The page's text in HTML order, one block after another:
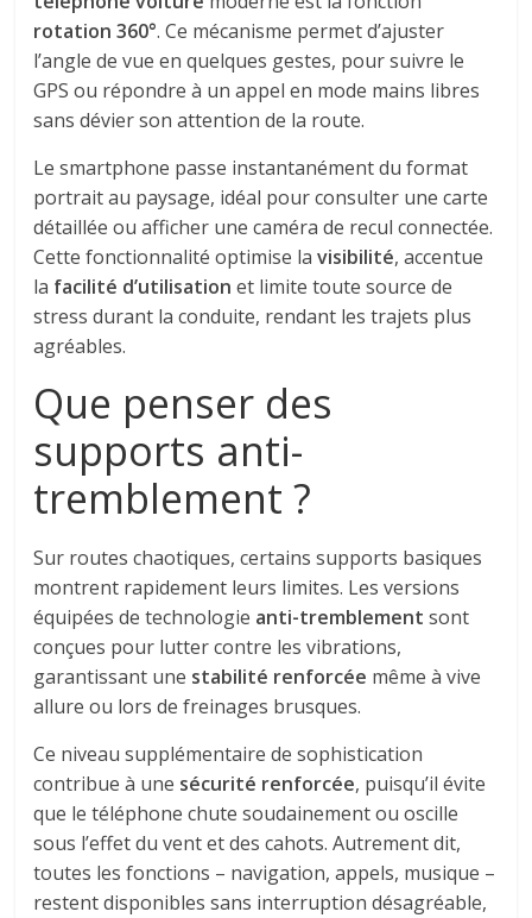
rotation 360°. Ce mécanisme permet d’ajuster
l’angle de vue en quelques gestes, pour suivre le
GPS ou répondre à un appel en mode mains libres
sans dévier son attention de la route.
Le smartphone passe instantanément du format
portrait au paysage, idéal pour consulter une carte
détaillée ou afficher une caméra de recul connectée.
Cette fonctionnalité optimise lavisibilité, accentue
la facilité d’utilisation et limite toute source de
stress durant la conduite, rendant les trajets plus
agréables.
Que penser des
supports anti-
tremblement ?
Sur routes chaotiques, certains supports basiques
montrent rapidement leurs limites. Les versions
équipées de technologie anti-tremblement sont
conçues pour lutter contre les vibrations,
garantissant une stabilité renforcée même à vive
allure ou lors de freinages brusques.
Ce niveau supplémentaire de sophistication
contribue à une sécurité renforcée, puisqu’il évite
que le téléphone chute soudainement ou oscille
sous l’effet du vent et des cahots. Autrement dit,
toutes les fonctions – navigation, appels, musique –
restent disponibles sans interruption désagréable,